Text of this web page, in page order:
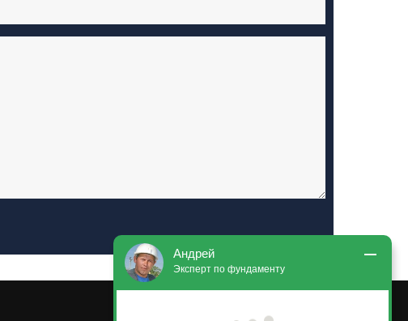
Андрей
Эксперт по фундаменту
Здравствуйте! У вас есть вопросы по